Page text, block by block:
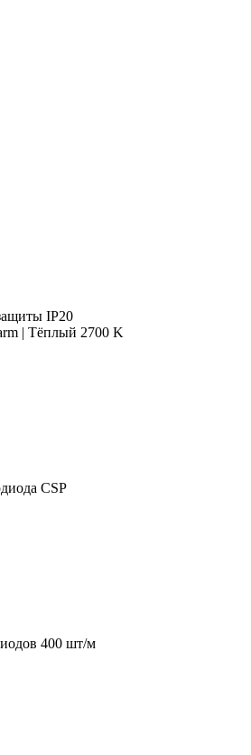
IP20
| Тёплый 2700 K
CSP
400 шт/м